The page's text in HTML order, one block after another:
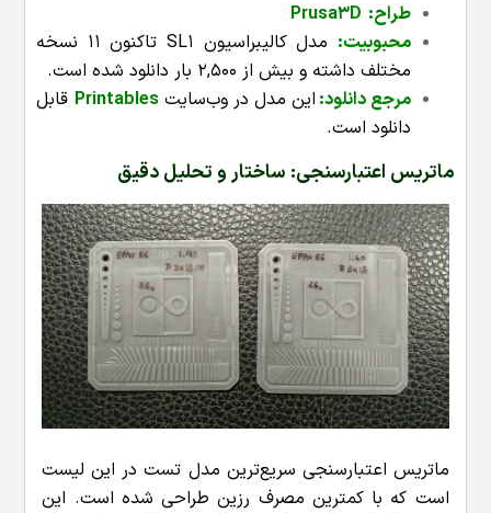
طراح: Prusa3D
محبوبیت:
مدل کالیبراسیون SL1 تاکنون 11 نسخه
مختلف داشته و بیش از 2,500 بار دانلود شده است.
مرجع دانلود: این مدل در وب‌سایت Printables قابل
دانلود است.
ماتریس اعتبارسنجی: ساختار و تحلیل دقیق
ماتریس اعتبارسنجی سریع‌ترین مدل تست در این لیست
است که با کمترین مصرف رزین طراحی شده است. این